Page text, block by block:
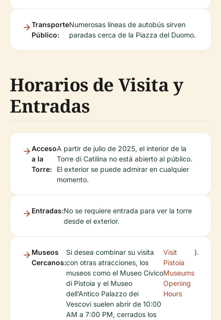
Transporte
Público:
Numerosas líneas de autobús sirven
paradas cerca de la Piazza del Duomo.
Horarios de Visita y
Entradas
Acceso
a la
Torre:
A partir de julio de 2025, el interior de la
Torre di Catilina no está abierto al público.
El exterior se puede admirar en cualquier
momento.
Entradas:No se requiere entrada para ver la torre
desde el exterior.
Museos
Cercanos:
Si desea combinar su visita
con otras atracciones, los
museos como el Museo Civico
di Pistoia y el Museo
dell’Antico Palazzo dei
Vescovi suelen abrir de 10:00
AM a 7:00 PM, cerrados los
Visit
Pistoia
Museums
Opening
Hours
).